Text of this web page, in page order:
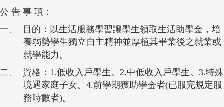
公 告 事 項：
一、
目的：以生活服務學習讓學生領取生活助學金，培
養弱勢學生獨立自主精神並厚植其畢業後之就業或
就學能力。
二、
資格： 1.低收入戶學生。 2.中低收入戶學生。 3.特殊
境遇家庭子女。4.前學期獲助學金者(已服完規定服
務時數者)。